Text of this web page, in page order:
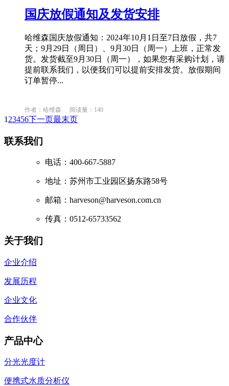
国庆放假通知及发货安排
哈维森国庆放假通知：2024年10月1日至7日放假，共7
天；9月29日（周日）、9月30日（周一）上班，正常发
货。发货截至9月30日（周一），如果您有采购计划，请
提前联系我们，以便我们可以提前安排发货。放假期间
订单暂停...
作者：哈维森 阅读量：140
1 23456下一页最末页
联系我们
电话：400-667-5887
地址：苏州市工业园区扬东路58号
邮箱：harveson@harveson.com.cn
传真：0512-65733562
关于我们
企业介绍
发展历程
企业文化
合作伙伴
产品中心
分光光度计
便携式水质分析仪